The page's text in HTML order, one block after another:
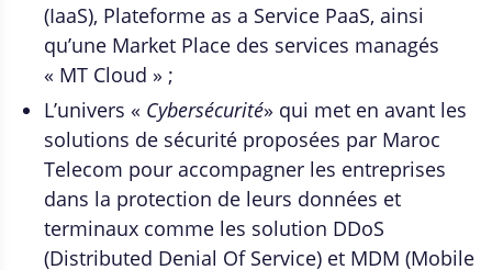
(IaaS), Plateforme as a Service PaaS, ainsi
qu’une Market Place des services managés
« MT Cloud » ;
L’univers « Cybersécurité» qui met en avant les
solutions de sécurité proposées par Maroc
Telecom pour accompagner les entreprises
dans la protection de leurs données et
terminaux comme les solution DDoS
(Distributed Denial Of Service) et MDM (Mobile